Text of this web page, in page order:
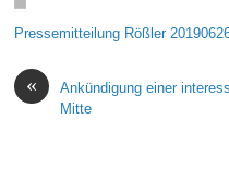
Pressemitteilung Rößler
«
Ankündigung einer
Mitte